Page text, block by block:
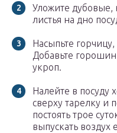
Уложите
листья на дно
Насыпьте
Добавьте
укроп.
Налейте в посуду
сверху тарелку и
постоять трое
выпускать воздух